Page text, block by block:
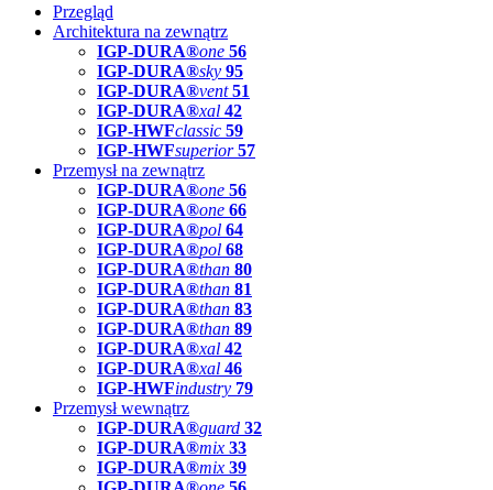
Przegląd
Architektura na zewnątrz
IGP-DURA®one 56
IGP-DURA®sky 95
IGP-DURA®vent 51
IGP-DURA®xal 42
IGP-HWFclassic 59
IGP-HWFsuperior 57
Przemysł na zewnątrz
IGP-DURA®one 56
IGP-DURA®one 66
IGP-DURA®pol 64
IGP-DURA®pol 68
IGP-DURA®than 80
IGP-DURA®than 81
IGP-DURA®than 83
IGP-DURA®than 89
IGP-DURA®xal 42
IGP-DURA®xal 46
IGP-HWFindustry 79
Przemysł wewnątrz
IGP-DURA®guard 32
IGP-DURA®mix 33
IGP-DURA®mix 39